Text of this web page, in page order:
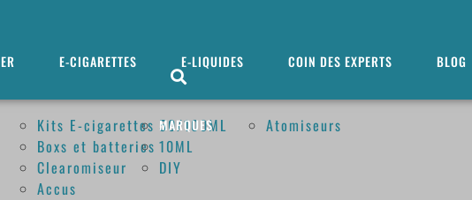
E-CIGARETTES
Kits E-cigarettes
Boxs et batteries
Clearomiseur
Accus
E-LIQUIDES
50/100ML
10ML
DIY
COIN DES EXPERTS
Atomiseurs
BLOG
MARQUES